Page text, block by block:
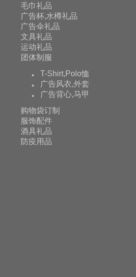
毛巾礼品
广告杯,水樽礼品
广告伞礼品
文具礼品
运动礼品
团体制服
T-Shirt,Polo恤
广告风衣,外套
广告背心,马甲
购物袋订制
服饰配件
酒具礼品
防疫用品